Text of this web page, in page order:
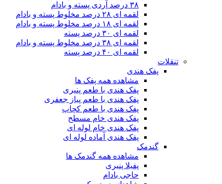
۳۸ درصد آردی پسته و بادام
لقمه ای ۲۸ درصد مخلوط پسته و بادام
لقمه ای ۱۸ درصد مخلوط پسته و بادام
لقمه ای ۳۰ درصد پسته
لقمه ای ۳۸ درصد مخلوط پسته و بادام
لقمه ای ۴۰ درصد پسته
تنقلات
پفک هندی
مشاهده همه پفک ها
پفک هندی با طعم پنیری
پفک هندی با طعم پیاز جعفری
پفک هندی با طعم کچاپ
پفک هندی خام مسطح
پفک هندی خام لوله ای
پفک هندی آماده لوله ای
گندمک
مشاهده همه گندمک ها
پفیلا پنیری
حاجی بادام